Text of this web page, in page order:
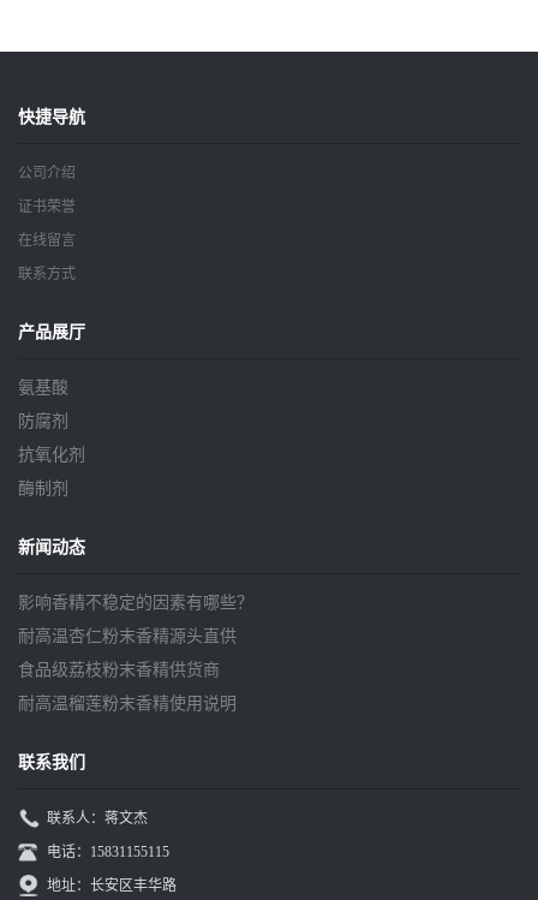
快捷导航
公司介绍
证书荣誉
在线留言
联系方式
产品展厅
氨基酸
防腐剂
抗氧化剂
酶制剂
新闻动态
影响香精不稳定的因素有哪些？
耐高温杏仁粉末香精源头直供
食品级荔枝粉末香精供货商
耐高温榴莲粉末香精使用说明
联系我们
联系人：蒋文杰
电话：15831155115
地址：长安区丰华路